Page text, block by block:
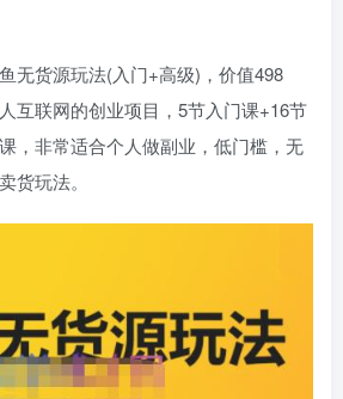
无货源玩法(入门+高级)，价值498
互联网的创业项目，5节入门课+16节
，非常适合个人做副业，低门槛，无
货玩法。